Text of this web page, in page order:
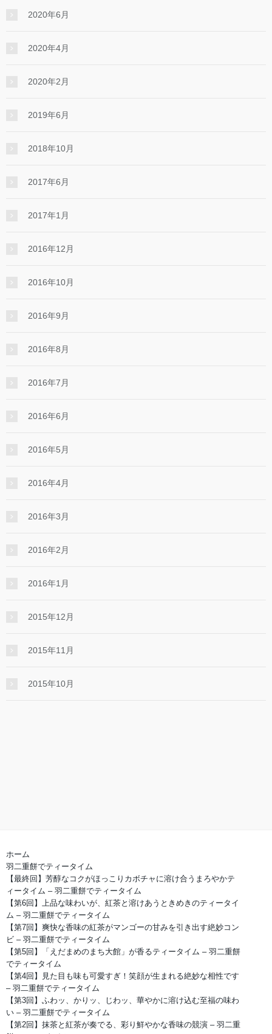
2020年6月
2020年4月
2020年2月
2019年6月
2018年10月
2017年6月
2017年1月
2016年12月
2016年10月
2016年9月
2016年8月
2016年7月
2016年6月
2016年5月
2016年4月
2016年3月
2016年2月
2016年1月
2015年12月
2015年11月
2015年10月
ホーム
羽二重餅でティータイム
【最終回】芳醇なコクがほっこりカボチャに溶け合うまろやかテ
ィータイム – 羽二重餅でティータイム
【第6回】上品な味わいが、紅茶と溶けあうときめきのティータイ
ム – 羽二重餅でティータイム
【第7回】爽快な香味の紅茶がマンゴーの甘みを引き出す絶妙コン
ビ – 羽二重餅でティータイム
【第5回】「えだまめのまち大館」が香るティータイム – 羽二重餅
でティータイム
【第4回】見た目も味も可愛すぎ！笑顔が生まれる絶妙な相性です
– 羽二重餅でティータイム
【第3回】ふわッ、かりッ、じわッ、華やかに溶け込む至福の味わ
い – 羽二重餅でティータイム
【第2回】抹茶と紅茶が奏でる、彩り鮮やかな香味の競演 – 羽二重